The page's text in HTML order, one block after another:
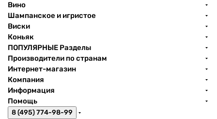
Вино
Шампанское и игристое
Виски
Коньяк
ПОПУЛЯРНЫЕ Разделы
Производители по странам
Интернет-магазин
Компания
Информация
Помощь
8 (495) 774-98-99